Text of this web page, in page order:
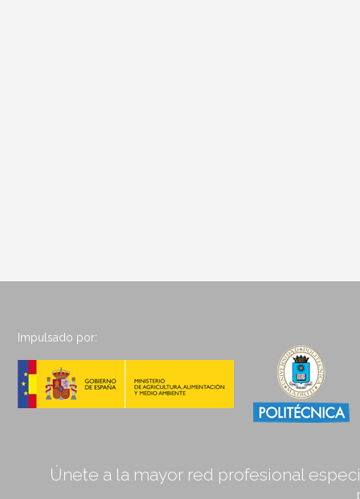
Impulsado por:
Únete a la mayor red profesional